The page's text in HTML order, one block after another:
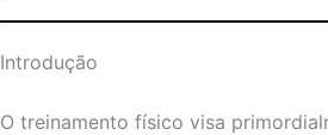
Introdução
O treinamento físico visa